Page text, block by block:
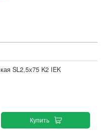
SL2,5х75 K2 IEK
Купить